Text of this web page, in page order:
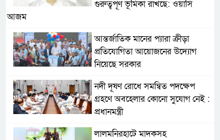
গুরুত্বপূর্ণ ভূমিকা রাখছে: ওয়াসি
আজম
আন্তর্জাতিক মানের প্যারা ক্রীড়া
প্রতিযোগিতা আয়োজনের উদ্যোগ
নিয়েছে সরকার
নদী দূষণ রোধে সমন্বিত পদক্ষেপ
গ্রহণে অবহেলার কোনো সুযোগ নেই :
প্রধানমন্ত্রী
লালমনিরহাটে মাদকসহ